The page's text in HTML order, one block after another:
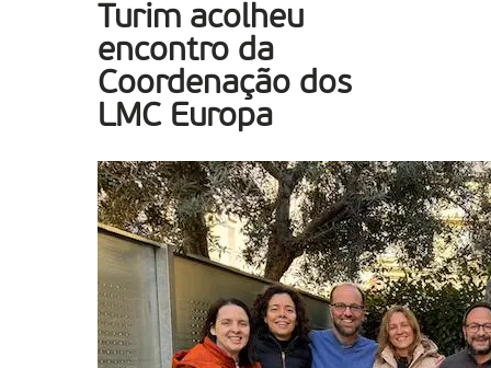
Turim acolheu
encontro da
Coordenação dos
LMC Europa